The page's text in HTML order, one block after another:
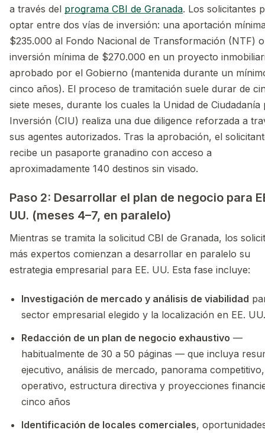
a través del programa CBI de Granada. Los solicitantes
optar entre dos vías de inversión: una aportación
$235.000 al Fondo Nacional de Transformación (NTF)
inversión mínima de $270.000 en un proyecto
aprobado por el Gobierno (mantenida durante un
cinco años). El proceso de tramitación suele durar de
siete meses, durante los cuales la Unidad de Ciudadanía
Inversión (CIU) realiza una due diligence reforzada a
sus agentes autorizados. Tras la aprobación, el
recibe un pasaporte granadino con acceso a
aproximadamente 140 destinos sin visado.
Paso 2: Desarrollar el plan de negocio para
UU. (meses 4–7, en paralelo)
Mientras se tramita la solicitud CBI de Granada, los
más expertos comienzan a desarrollar en paralelo su
estrategia empresarial para EE. UU. Esta fase incluye:
Investigación de mercado y análisis de viabilidad
sector empresarial elegido y la localización en EE. UU.
Redacción de un plan de negocio exhaustivo —
habitualmente de 30 a 50 páginas — que incluya
ejecutivo, análisis de mercado, panorama
operativo, estructura directiva y proyecciones
cinco años
Identificación de locales comerciales,